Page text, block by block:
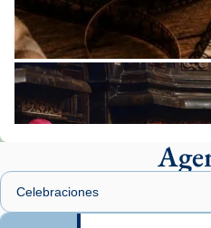
Mons. Sergi Gordo,
presidit aquest 27 de
Santes de Mataró.
🔗tinyurl.com/cvu5jmbk
📸 J. Merino